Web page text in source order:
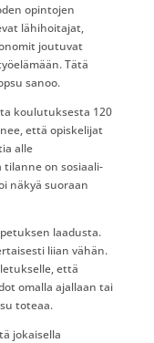
opintojen
lähihoitajat,
joutuvat
Tätä
sanoo.
koulutuksesta 120
että opiskelijat
alle
on sosiaali-
näkyä suoraan
laadusta.
liian vähän.
että
omalla ajallaan tai
toteaa.
jokaisella